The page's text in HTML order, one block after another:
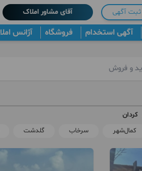
ثبت آگهی آقای مشاور املاک
آگهی استخدام فروشگاه آژانس
کردان
کمال‌شهر سرخاب گلدشت